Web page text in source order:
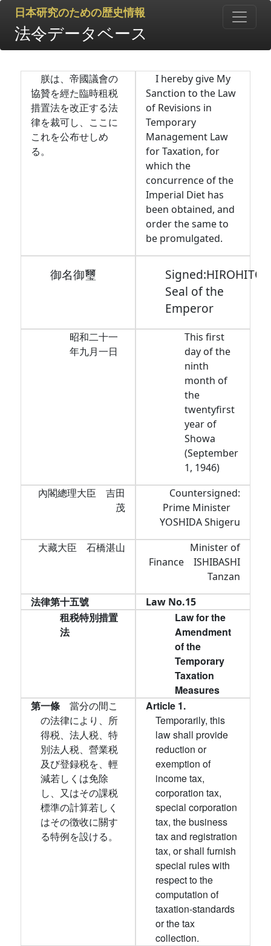
日本研究のための歴史情報
法令データベース
朕は、帝國議會の
協贊を經た臨時租税
措置法を改正する法
律を裁可し、ここに
これを公布せしめ
る。
I hereby give My
Sanction to the Law
of Revisions in
Temporary
Management Law
for Taxation, for
which the
concurrence of the
Imperial Diet has
been obtained, and
order the same to
be promulgated.
御名御璽
Signed:HIROHITO,
Seal of the
Emperor
昭和二十一
年九月一日
This first
day of the
ninth
month of
the
twentyfirst
year of
Showa
(September
1, 1946)
內閣總理大臣 吉田
茂
Countersigned:
Prime Minister
YOSHIDA Shigeru
大藏大臣 石橋湛山
Minister of
Finance ISHIBASHI
Tanzan
法律第十五號
Law No.15
租税特別措置
法
Law for the
Amendment
of the
Temporary
Taxation
Measures
第一條 當分の間こ
の法律により、所
得税、法人税、特
別法人税、營業税
及び登録税を、輕
減若しくは免除
し、又はその課税
標準の計算若しく
はその徴收に關す
る特例を設ける。
Article 1.
Temporarily, this
law shall provide
reduction or
exemption of
income tax,
corporation tax,
special corporation
tax, the business
tax and registration
tax, or shall furnish
special rules with
respect to the
computation of
taxation-standards
or the tax
collection.